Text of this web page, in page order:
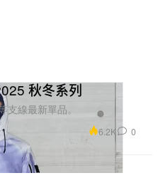
秋冬系列
線最新單品。
6.2K 0